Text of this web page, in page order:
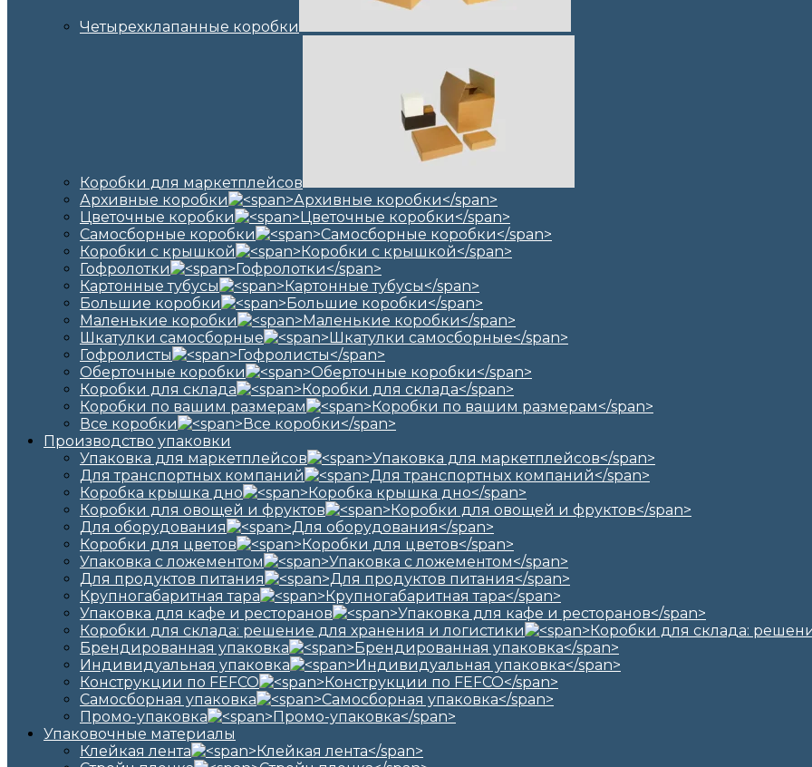
Четырехклапанные коробки
Коробки для маркетплейсов
Архивные коробки
Цветочные коробки
Самосборные коробки
Коробки с крышкой
Гофролотки
Картонные тубусы
Большие коробки
Маленькие коробки
Шкатулки самосборные
Гофролисты
Оберточные коробки
Коробки для склада
Коробки по вашим размерам
Все коробки
Производство упаковки
Упаковка для маркетплейсов
Для транспортных компаний
Коробка крышка дно
Коробки для овощей и фруктов
Для оборудования
Коробки для цветов
Упаковка с ложементом
Для продуктов питания
Крупногабаритная тара
Упаковка для кафе и ресторанов
Коробки для склада: решение для хранения и логистики
Брендированная упаковка
Индивидуальная упаковка
Конструкции по FEFCO
Самосборная упаковка
Промо-упаковка
Упаковочные материалы
Клейкая лента